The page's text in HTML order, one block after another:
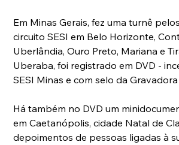
Em Minas Gerais, fez uma turnê
circuito SESI em Belo Horizonte,
Uberlândia, Ouro Preto, Mariana e
Uberaba, foi registrado em DVD -
SESI Minas e com selo da
Há também no DVD um
em Caetanópolis, cidade Natal de
depoimentos de pessoas ligadas à